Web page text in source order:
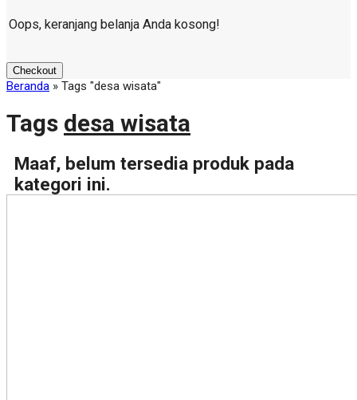
Oops, keranjang belanja Anda kosong!
Checkout
Beranda » Tags "desa wisata"
Tags desa wisata
Maaf, belum tersedia produk pada
kategori ini.